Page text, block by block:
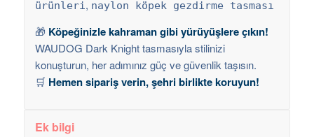
ürünleri, naylon köpek gezdirme tasması
🎁 Köpeğinizle kahraman gibi yürüyüşlere çıkın!
WAUDOG Dark Knight tasmasıyla stilinizi
konuşturun, her adımınız güç ve güvenlik taşısın.
🛒 Hemen sipariş verin, şehri birlikte koruyun!
Ek bilgi